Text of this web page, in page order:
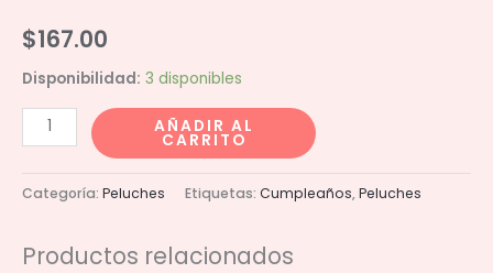
$167.00
Disponibilidad: 3 disponibles
Conejita
trapos
19cm
cantidad
AÑADIR AL
CARRITO
Categoría: Peluches Etiquetas: Cumpleaños,Peluches
Productos relacionados